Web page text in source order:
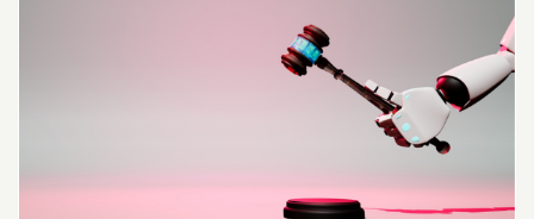
Oberlandesgericht Hamm: Haftung für
Aussagen eines KI-Chatbots